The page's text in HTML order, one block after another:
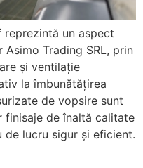
un aspect
Trading SRL, prin
și ventilație
la îmbunătățirea
de vopsire sunt
finisaje de înaltă calitate
de lucru sigur și eficient.